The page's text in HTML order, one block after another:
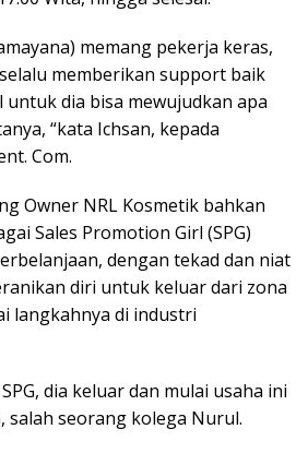
memang pekerja keras,
memberikan support baik
dia bisa mewujudkan apa
“kata Ichsan, kepada
Com.
Owner NRL Kosmetik bahkan
Sales Promotion Girl (SPG)
dengan tekad dan niat
diri untuk keluar dari zona
langkahnya di industri
dia keluar dan mulai usaha ini
salah seorang kolega Nurul.